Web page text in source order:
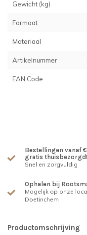
Gewicht (kg)
Formaat
Materiaal
Artikelnummer
EAN Code
Bestellingen vanaf
gratis thuisbezorgd!
Snel en zorgvuldig
Ophalen bij
Mogelijk op onze
Doetinchem
Productomschrijving